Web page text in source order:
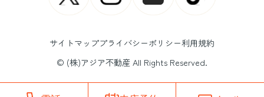
サイトマッププライバシーポリシー利用規約
© (株)アジア不動産 All Rights Reserved.